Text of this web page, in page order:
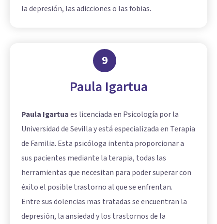
la depresión, las adicciones o las fobias.
9
Paula Igartua
Paula Igartuaes licenciada en Psicología por la
Universidad de Sevilla y está especializada en Terapia
de Familia. Esta psicóloga intenta proporcionar a
sus pacientes mediante la terapia, todas las
herramientas que necesitan para poder superar con
éxito el posible trastorno al que se enfrentan.
Entre sus dolencias mas tratadas se encuentran la
depresión, la ansiedad y los trastornos de la